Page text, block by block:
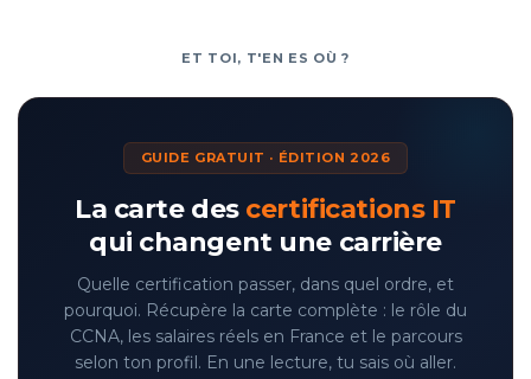
ET TOI, T'EN ES OÙ ?
GUIDE GRATUIT · ÉDITION 2026
La carte des certifications IT
qui changent une carrière
Quelle certification passer, dans quel ordre, et
pourquoi. Récupère la carte complète : le rôle du
CCNA, les salaires réels en France et le parcours
selon ton profil. En une lecture, tu sais où aller.